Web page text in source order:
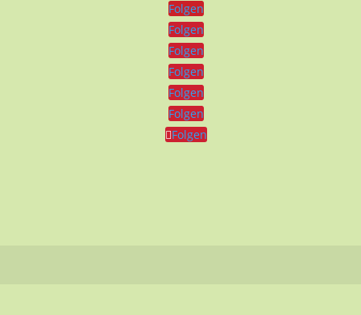
Folgen
Folgen
Folgen
Folgen
Folgen
Folgen
Folgen